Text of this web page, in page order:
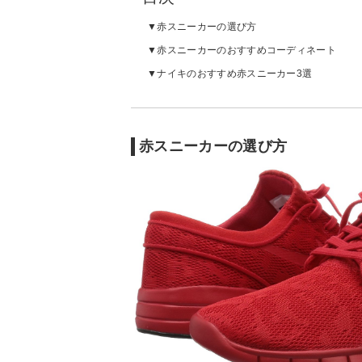
赤スニーカーの選び方
赤スニーカーのおすすめコーディネート
ナイキのおすすめ赤スニーカー3選
赤スニーカーの選び方